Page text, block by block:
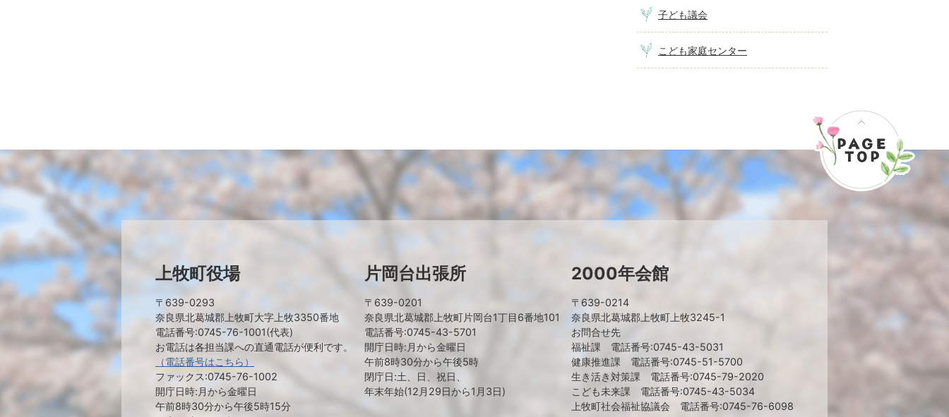
子ども議会
こども家庭センター
上牧町役場
〒639-0293
奈良県北葛城郡上牧町大字上牧3350番地
電話番号:0745-76-1001(代表)
お電話は各担当課への直通電話が便利です。
（電話番号はこちら）
ファックス:0745-76-1002
開庁日時:月から金曜日
午前8時30分から午後5時15分
片岡台出張所
〒639-0201
奈良県北葛城郡上牧町片岡台1丁目6番地101
電話番号:0745-43-5701
開庁日時:月から金曜日
午前8時30分から午後5時
閉庁日:土、日、祝日、
年末年始(12月29日から1月3日)
2000年会館
〒639-0214
奈良県北葛城郡上牧町上牧3245-1
お問合せ先
福祉課 電話番号:0745-43-5031
健康推進課 電話番号:0745-51-5700
生き活き対策課 電話番号:0745-79-2020
こども未来課 電話番号:0745-43-5034
上牧町社会福祉協議会 電話番号:0745-76-6098